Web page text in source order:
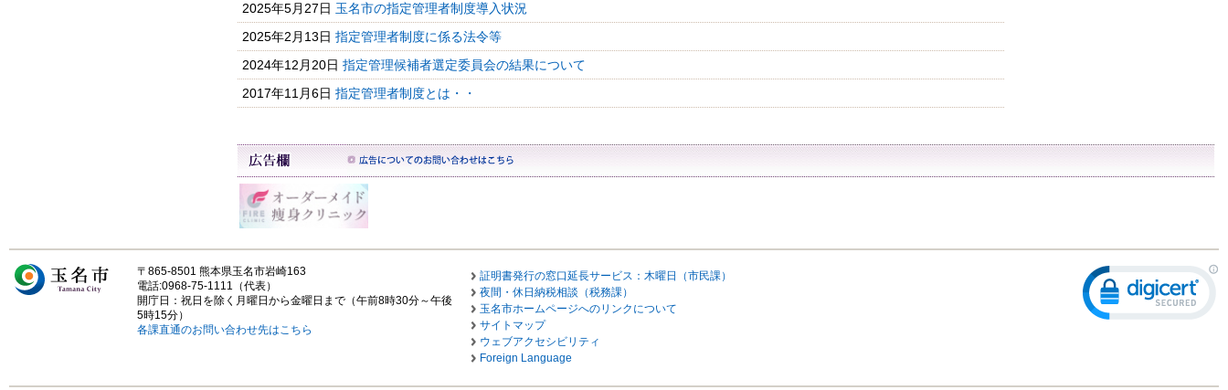
2025年5月27日 玉名市の指定管理者制度導入状況
2025年2月13日 指定管理者制度に係る法令等
2024年12月20日 指定管理候補者選定委員会の結果について
2017年11月6日 指定管理者制度とは・・
〒865-8501 熊本県玉名市岩崎163
電話:0968-75-1111（代表）
開庁日：祝日を除く月曜日から金曜日まで（午前8時30分～午後
5時15分）
各課直通のお問い合わせ先はこちら
証明書発行の窓口延長サービス：木曜日（市民課）
夜間・休日納税相談（税務課）
玉名市ホームページへのリンクについて
サイトマップ
ウェブアクセシビリティ
Foreign Language